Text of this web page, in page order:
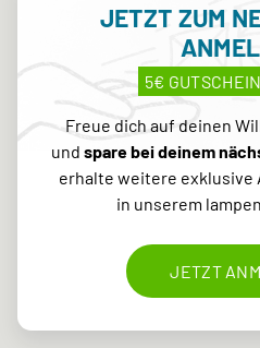
JETZT ZUM
5€
Freue dich auf deinen
und spare bei deinem
erhalte weitere exklusive
in unserem
JETZT